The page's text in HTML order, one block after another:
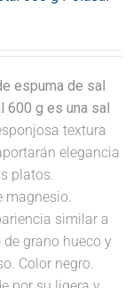
espuma de sal
600 g es una sal
textura
elegancia
platos.
magnesio.
similar a
de grano hueco y
Color negro.